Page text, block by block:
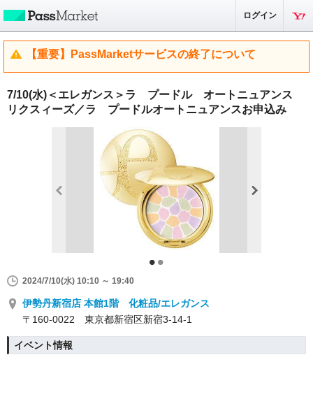
ログイン
【重要】PassMarketサービスの終了について
7/10(水)＜エレガンス＞ラ プードル オートニュアンス
リクスィーズ／ラ プードルオートニュアンスお申込み
2024/7/10(水) 10:10 ～ 19:40
伊勢丹新宿店 本館1階 化粧品/エレガンス
〒160-0022 東京都新宿区新宿3-14-1
イベント情報